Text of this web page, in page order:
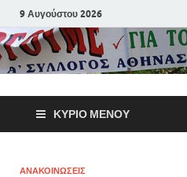
9 Αυγούστου 2026
ΚΎΡΙΟ ΜΕΝΟΎ
ΑΝΑΚΟΙΝΩΣΕΙΣ